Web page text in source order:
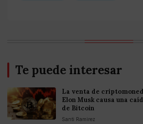
Te puede interesar
La venta de
Elon Musk causa una
de Bitcoin
Santi Ramirez